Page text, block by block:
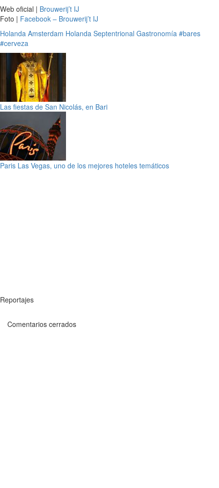
Web oficial | Brouwerij’t IJ
Foto | Facebook – Brouwerij’t IJ
Holanda Amsterdam Holanda Septentrional Gastronomía #bares
#cerveza
Las fiestas de San Nicolás, en Bari
Paris Las Vegas, uno de los mejores hoteles temáticos
Reportajes
Comentarios cerrados